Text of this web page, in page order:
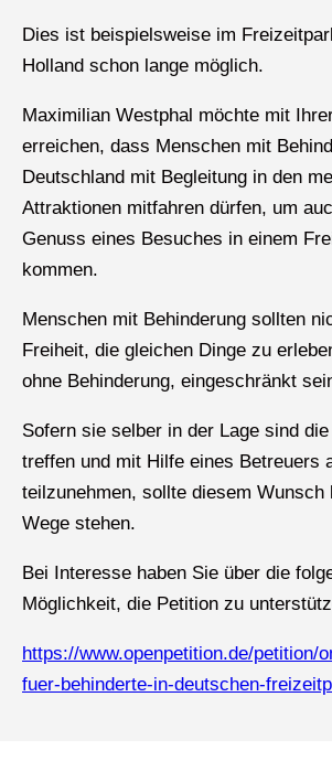
Dies ist beispielsweise im
Holland schon lange möglich.
Maximilian Westphal möchte mit
erreichen, dass Menschen mit
Deutschland mit Begleitung in den
Attraktionen mitfahren dürfen, um
Genuss eines Besuches in einem
kommen.
Menschen mit Behinderung sollten
Freiheit, die gleichen Dinge zu
ohne Behinderung, eingeschränkt
Sofern sie selber in der Lage sind
treffen und mit Hilfe eines Betreuers
teilzunehmen, sollte diesem Wunsch
Wege stehen.
Bei Interesse haben Sie über die
Möglichkeit, die Petition zu
https://www.openpetition.de/petition/
fuer-behinderte-in-deutschen-